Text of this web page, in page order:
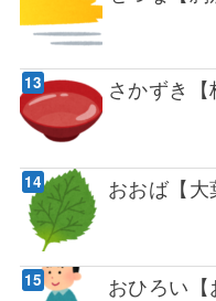
さかずき
おおば【
おひろい